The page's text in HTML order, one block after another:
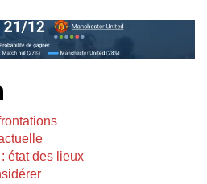
état des lieux